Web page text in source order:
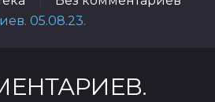
05.08.23.